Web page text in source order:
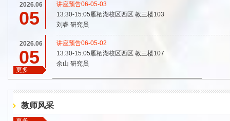
2026.06
05
讲座预告06-05-03
13:30-15:05雁栖湖校区西区 教三楼103
刘睿 研究员
2026.06
05
讲座预告06-05-02
13:30-15:05雁栖湖校区西区 教三楼107
余山 研究员
更多
教师风采